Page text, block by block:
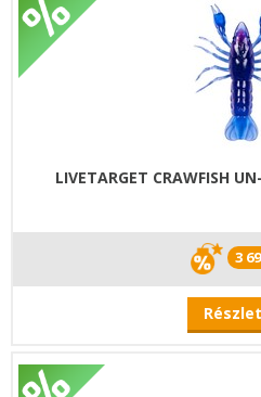
LIVETARGET CRAWFISH
3